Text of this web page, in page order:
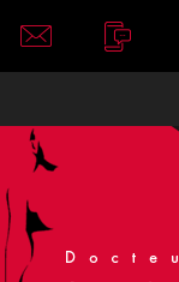
ACCUEIL
DR JANICK ENJELVIN
LE CENTRE
VISAGE
CORPS